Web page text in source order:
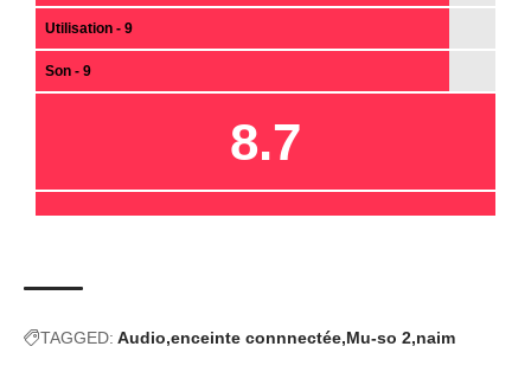
Utilisation - 9
Son - 9
8.7
TAGGED: Audio enceinte connnectée Mu-so 2 naim